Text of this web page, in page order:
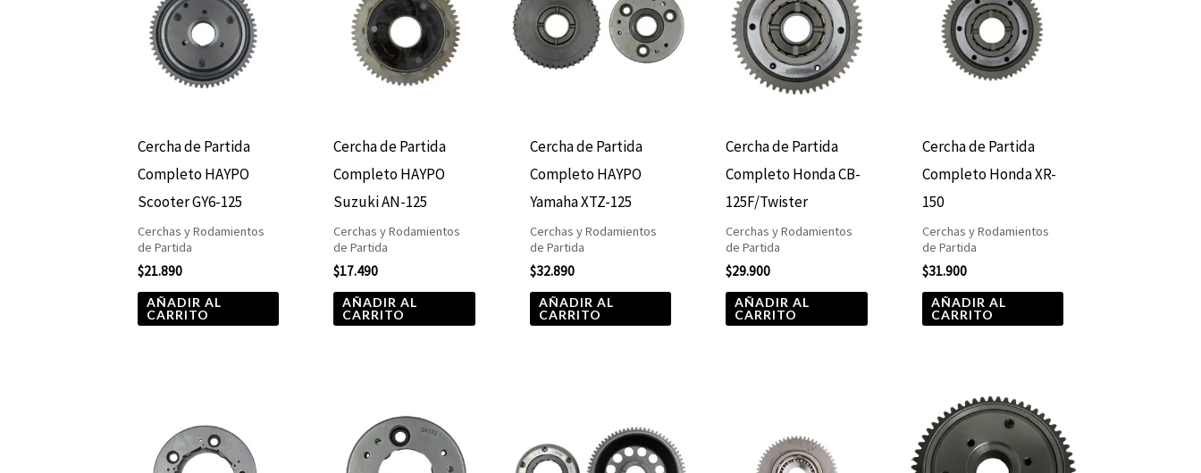
Cercha de Partida
Completo HAYPO
Scooter GY6-125
Cerchas y Rodamientos
de Partida
$21.890
AÑADIR AL
CARRITO
Cercha de Partida
Completo HAYPO
Suzuki AN-125
Cerchas y Rodamientos
de Partida
$17.490
AÑADIR AL
CARRITO
Cercha de Partida
Completo HAYPO
Yamaha XTZ-125
Cerchas y Rodamientos
de Partida
$32.890
AÑADIR AL
CARRITO
Cercha de Partida
Completo Honda CB-
125F/Twister
Cerchas y Rodamientos
de Partida
$29.900
AÑADIR AL
CARRITO
Cercha de Partida
Completo Honda XR-
150
Cerchas y Rodamientos
de Partida
$31.900
AÑADIR AL
CARRITO